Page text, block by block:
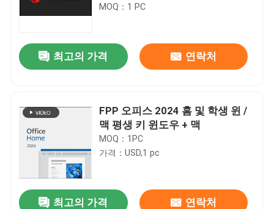
MOQ：1 PC
최고의 가격 연락처
FPP 오피스 2024 홈 및 학생 윈 /
맥 평생 키 윈도우 + 맥
MOQ：1PC
가격：USD,1 pc
최고의 가격 연락처